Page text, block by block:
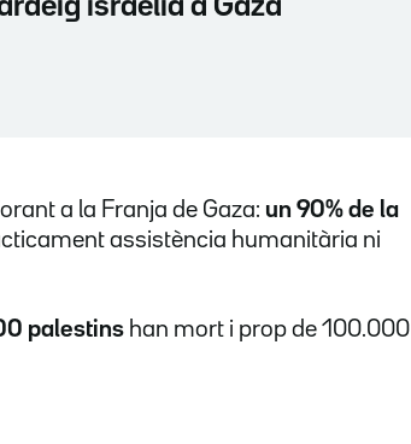
israelià a Gaza
a la Franja de Gaza: un 90% de la
assistència humanitària ni
palestins han mort i prop de 100.000